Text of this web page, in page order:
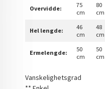
Overvidde:
75
cm
80
cm
Hel lengde:
46
cm
48
cm
Ermelengde:
50
cm
50
cm
Vanskelighetsgrad